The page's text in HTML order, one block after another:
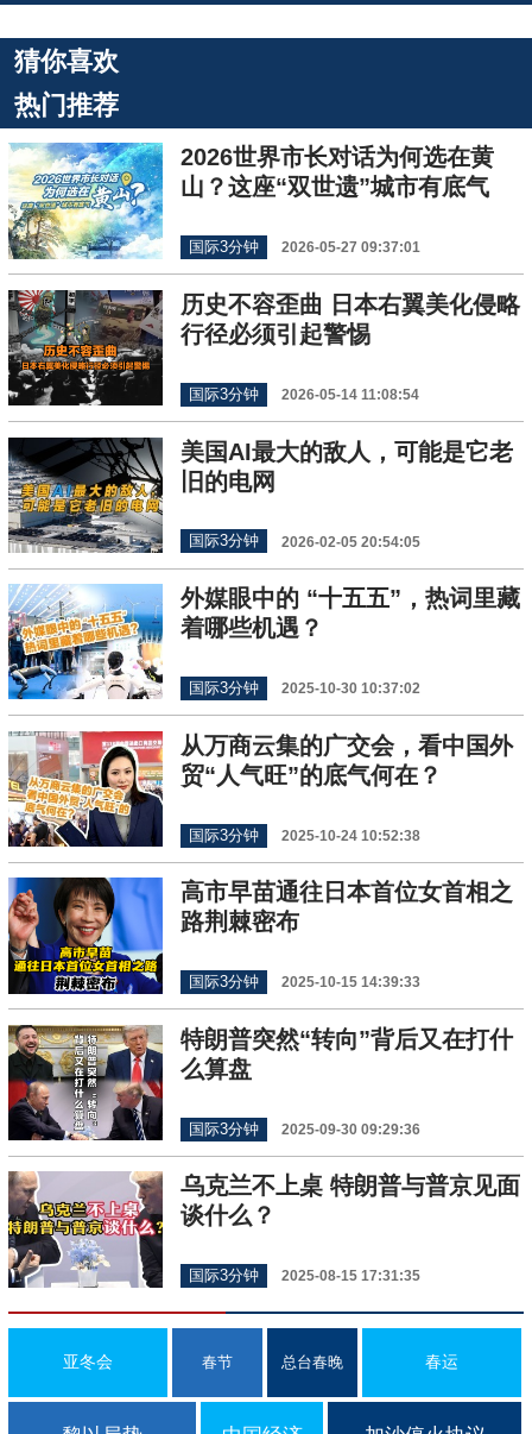
猜你喜欢
热门推荐
2026世界市长对话为何选在黄
山？这座“双世遗”城市有底气
国际3分钟 2026-05-27 09:37:01
历史不容歪曲 日本右翼美化侵略
行径必须引起警惕
国际3分钟 2026-05-14 11:08:54
美国AI最大的敌人，可能是它老
旧的电网
国际3分钟 2026-02-05 20:54:05
外媒眼中的 “十五五”，热词里藏
着哪些机遇？
国际3分钟 2025-10-30 10:37:02
从万商云集的广交会，看中国外
贸“人气旺”的底气何在？
国际3分钟 2025-10-24 10:52:38
高市早苗通往日本首位女首相之
路荆棘密布
国际3分钟 2025-10-15 14:39:33
特朗普突然“转向”背后又在打什
么算盘
国际3分钟 2025-09-30 09:29:36
乌克兰不上桌 特朗普与普京见面
谈什么？
国际3分钟 2025-08-15 17:31:35
亚冬会 春节 总台春晚 春运